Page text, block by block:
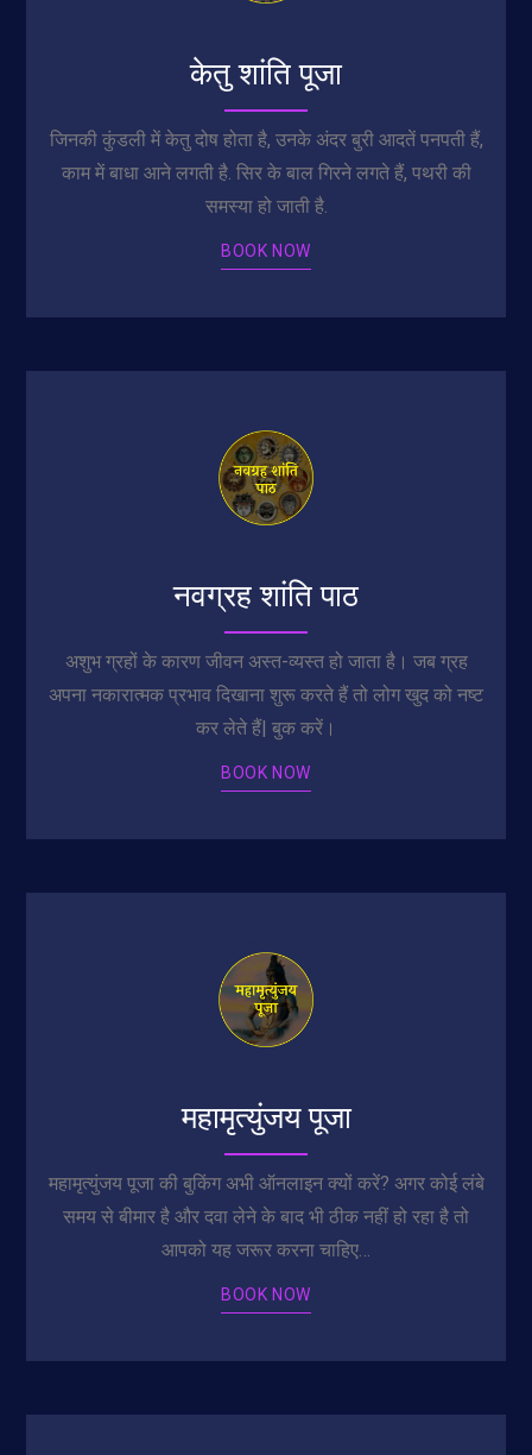
केतु शांति पूजा
जिनकी कुंडली में केतु दोष होता है, उनके अंदर बुरी आदतें पनपती हैं,
काम में बाधा आने लगती है. सिर के बाल गिरने लगते हैं, पथरी की
समस्या हो जाती है.
BOOK NOW
नवग्रह शांति पाठ
अशुभ ग्रहों के कारण जीवन अस्त-व्यस्त हो जाता है। जब ग्रह
अपना नकारात्मक प्रभाव दिखाना शुरू करते हैं तो लोग खुद को नष्ट
कर लेते हैं| बुक करें।
BOOK NOW
महामृत्युंजय पूजा
महामृत्युंजय पूजा की बुकिंग अभी ऑनलाइन क्यों करें? अगर कोई लंबे
समय से बीमार है और दवा लेने के बाद भी ठीक नहीं हो रहा है तो
आपको यह जरूर करना चाहिए…
BOOK NOW